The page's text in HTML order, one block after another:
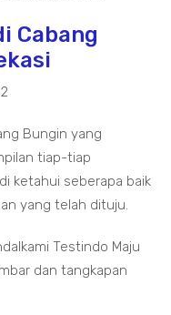
Cabang
Bungin yang
tiap-tiap
ketahui seberapa baik
yang telah dituju.
Testindo Maju
dan tangkapan